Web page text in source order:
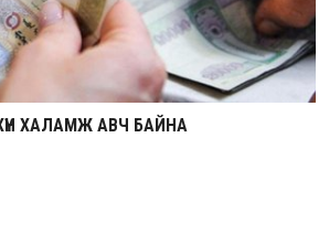
ХАЛАМЖ АВЧ БАЙНА